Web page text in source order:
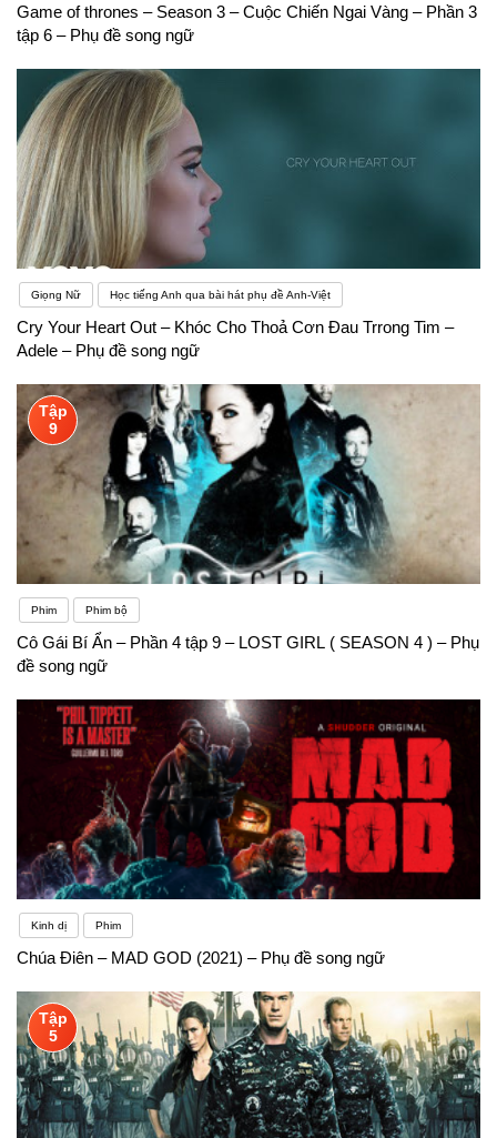
Game of thrones – Season 3 – Cuộc Chiến Ngai Vàng – Phần 3
tập 6 – Phụ đề song ngữ
Giọng Nữ Học tiếng Anh qua bài hát phụ đề Anh-Việt
Cry Your Heart Out – Khóc Cho Thoả Cơn Đau Trrong Tim –
Adele – Phụ đề song ngữ
Tập
9
Phim Phim bộ
Cô Gái Bí Ẩn – Phần 4 tập 9 – LOST GIRL ( SEASON 4 ) – Phụ
đề song ngữ
Kinh dị Phim
Chúa Điên – MAD GOD (2021) – Phụ đề song ngữ
Tập
5